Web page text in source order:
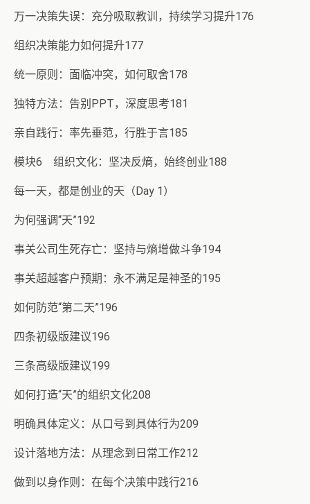
万一决策失误：充分吸取教训，持续学习提升176
组织决策能力如何提升177
统一原则：面临冲突，如何取舍178
独特方法：告别PPT，深度思考181
亲自践行：率先垂范，行胜于言185
模块6 组织文化：坚决反熵，始终创业188
每一天，都是创业的天（Day 1）
为何强调“天”192
事关公司生死存亡：坚持与熵增做斗争194
事关超越客户预期：永不满足是神圣的195
如何防范“第二天”196
四条初级版建议196
三条高级版建议199
如何打造“天”的组织文化208
明确具体定义：从口号到具体行为209
设计落地方法：从理念到日常工作212
做到以身作则：在每个决策中践行216